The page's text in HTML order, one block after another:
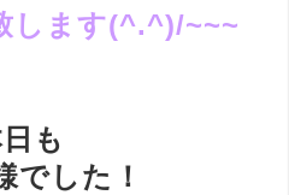
します(^.^)/~~~
も
でした！